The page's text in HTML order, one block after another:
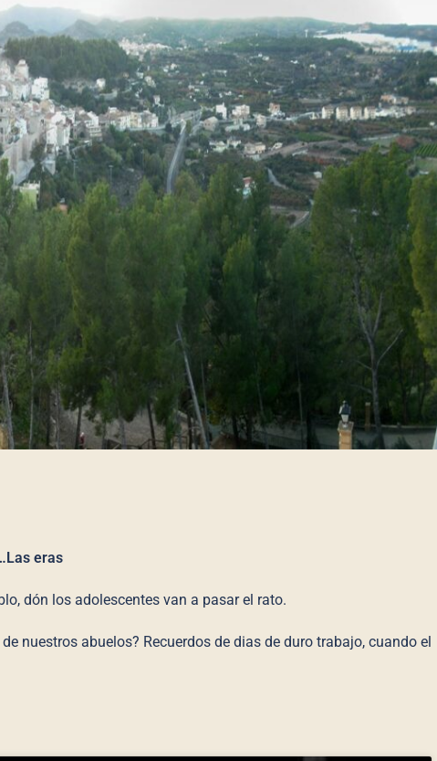
eras
dón los adolescentes van a pasar el rato.
nuestros abuelos? Recuerdos de dias de duro trabajo, cuando el